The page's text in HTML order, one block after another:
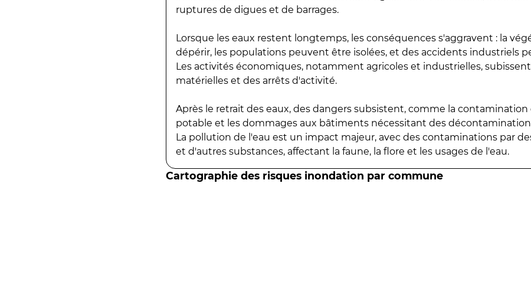
ruptures de digues et de barrages.
Lorsque les eaux restent longtemps, les conséquences s'aggravent : la
dépérir, les populations peuvent être isolées, et des accidents industriels
Les activités économiques, notamment agricoles et industrielles,
matérielles et des arrêts d'activité.
Après le retrait des eaux, des dangers subsistent, comme la contamination
potable et les dommages aux bâtiments nécessitant des
La pollution de l'eau est un impact majeur, avec des contaminations par
et d'autres substances, affectant la faune, la flore et les usages de l'eau.
Cartographie des risques inondation par commune